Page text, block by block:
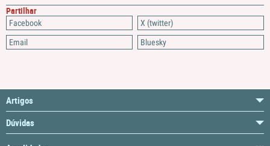
Partilhar
Facebook
X (twitter)
Email
Bluesky
Artigos
Dúvidas